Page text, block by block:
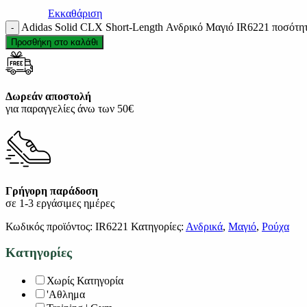
Εκκαθάριση
Adidas Solid CLX Short-Length Ανδρικό Μαγιό IR6221
Προσθήκη στο καλάθι
Δωρεάν αποστολή
για παραγγελίες άνω των 50€
Γρήγορη παράδοση
σε 1-3 εργάσιμες ημέρες
Κωδικός προϊόντος: IR6221 Κατηγορίες: Ανδρικά, Μαγιό, Ρούχα
Κατηγορίες
Χωρίς Κατηγορία
'Αθλημα